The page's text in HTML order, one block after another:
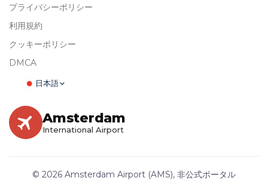
プライバシーポリシー
利用規約
クッキーポリシー
DMCA
日本語
Amsterdam
International Airport
© 2026 Amsterdam Airport (AMS), 非公式ポータル